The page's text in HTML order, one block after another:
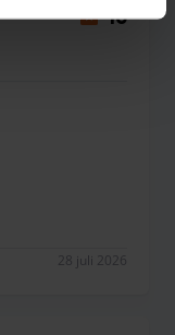
10
28 juli 2026